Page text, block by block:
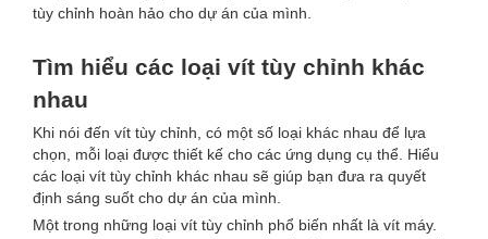
tùy chỉnh hoàn hảo cho dự án của mình.
Tìm hiểu các loại vít tùy chỉnh khác
nhau
Khi nói đến vít tùy chỉnh, có một số loại khác nhau để lựa
chọn, mỗi loại được thiết kế cho các ứng dụng cụ thể. Hiểu
các loại vít tùy chỉnh khác nhau sẽ giúp bạn đưa ra quyết
định sáng suốt cho dự án của mình.
Một trong những loại vít tùy chỉnh phổ biến nhất là vít máy.